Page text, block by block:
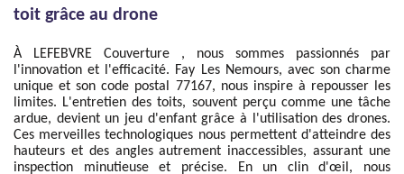
toit grâce au drone
À LEFEBVRE Couverture , nous sommes passionnés par
l'innovation et l'efficacité. Fay Les Nemours, avec son charme
unique et son code postal 77167, nous inspire à repousser les
limites. L'entretien des toits, souvent perçu comme une tâche
ardue, devient un jeu d'enfant grâce à l'utilisation des drones.
Ces merveilles technologiques nous permettent d'atteindre des
hauteurs et des angles autrement inaccessibles, assurant une
inspection minutieuse et précise. En un clin d'œil, nous